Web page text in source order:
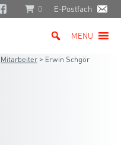
0 E-Postfach
MENU
Mitarbeiter > Erwin Schgör